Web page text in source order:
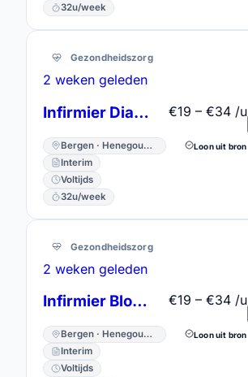
32u/week
Gezondheidszorg
2 weken geleden
Infirmier Dialyse
Bergen · Henegouwen
Interim
Voltijds
32u/week
€19 – €34 /u
Loon uit bron
Gezondheidszorg
2 weken geleden
Infirmier Bloc opératoire
Bergen · Henegouwen
Interim
Voltijds
€19 – €34 /u
Loon uit bron